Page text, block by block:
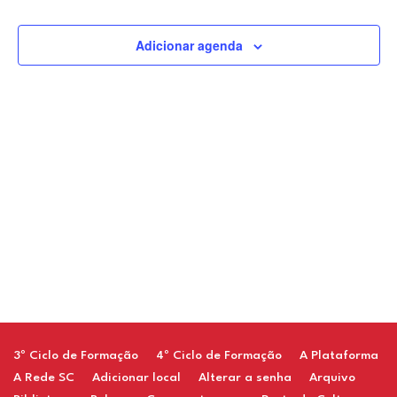
de
visuais
Adicionar agenda
3º Ciclo de Formação 4º Ciclo de Formação
A Plataforma
A Rede SC
Adicionar local Alterar a senha
Arquivo